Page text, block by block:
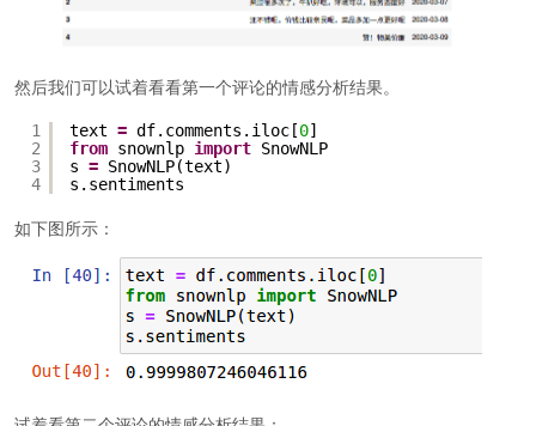
然后我们可以试着看看第一个评论的情感分析结果。
1
2
3
4
text = df.comments.iloc[0]
from snownlp import SnowNLP
s = SnowNLP(text)
s.sentiments
如下图所示：